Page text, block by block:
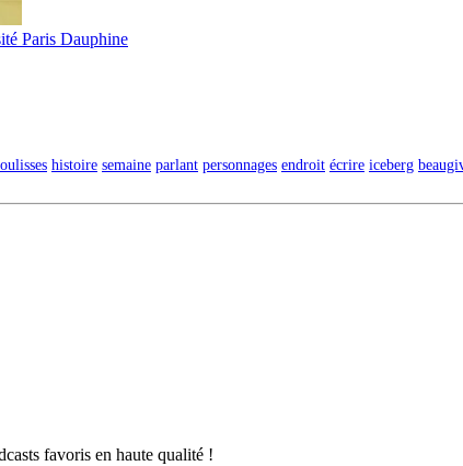
Paris Dauphine
histoire semaine parlant personnages endroit écrire iceberg
favoris en haute qualité !